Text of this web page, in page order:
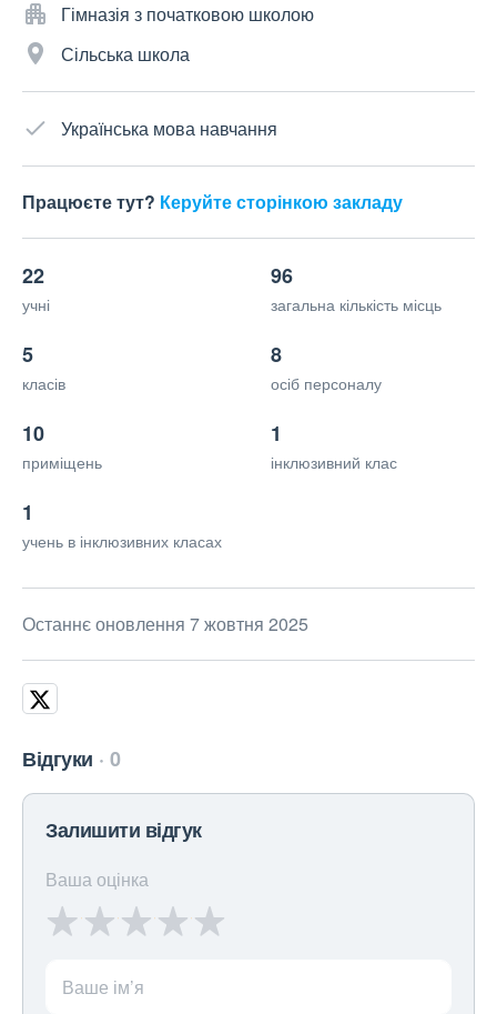
Гімназія з початковою школою
Сільська школа
Українська мова навчання
Працюєте тут? Керуйте сторінкою закладу
22
учні
96
загальна кількість місць
5
класів
8
осіб персоналу
10
приміщень
1
інклюзивний клас
1
учень в інклюзивних класах
Останнє оновлення 7 жовтня 2025
Відгуки 0
Залишити відгук
Ваша оцінка
Ваше ім’я